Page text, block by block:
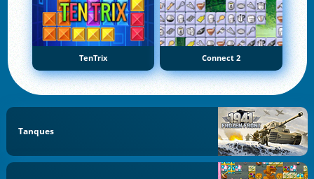
TenTrix Connect 2
Tanques